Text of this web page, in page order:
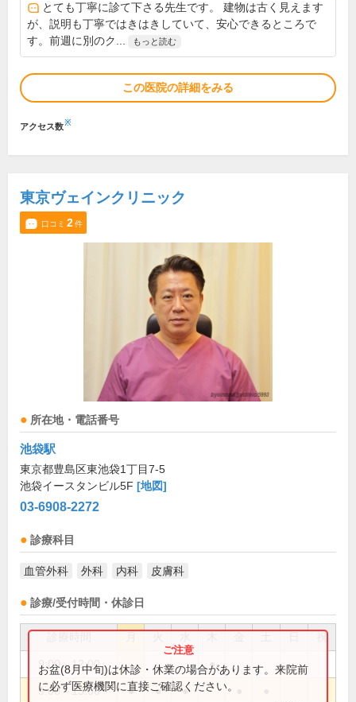
とても丁寧に診て下さる先生です。 建物は古く見えます
が、説明も丁寧ではきはきしていて、安心できるところで
す。前週に別のク...
もっと読む
この医院の詳細をみる
アクセス数※
東京ヴェインクリニック
口コミ 2件
所在地・電話番号
池袋駅
東京都豊島区東池袋1丁目7-5
池袋イースタンビル5F [地図]
03-6908-2272
診療科目
血管外科 外科 内科 皮膚科
診療/受付時間・休診日
祝
9:00～12:00 ●
9:00～13:00 ● ● ●
お盆(8月中旬)は休診・休業の場合があります。来院前
に必ず医療機関に直接ご確認ください。